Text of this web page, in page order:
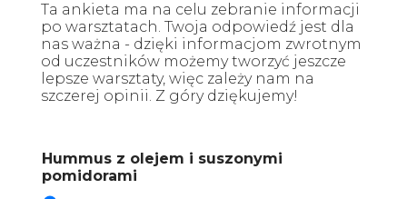
Ta ankieta ma na celu zebranie informacji
po warsztatach. Twoja odpowiedź jest dla
nas ważna - dzięki informacjom zwrotnym
od uczestników możemy tworzyć jeszcze
lepsze warsztaty, więc zależy nam na
szczerej opinii. Z góry dziękujemy!
Hummus z olejem i suszonymi
pomidorami